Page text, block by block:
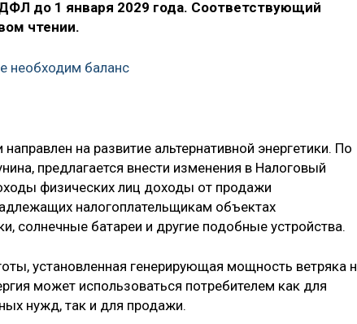
до 1 января 2029 года. Соответствующий
чтении.
необходим баланс
на развитие альтернативной энергетики. По
предлагается внести изменения в Налоговый
физических лиц доходы от продажи
налогоплательщикам объектах
солнечные батареи и другие подобные устройства.
установленная генерирующая мощность ветряка
может использоваться потребителем как для
нужд, так и для продажи.